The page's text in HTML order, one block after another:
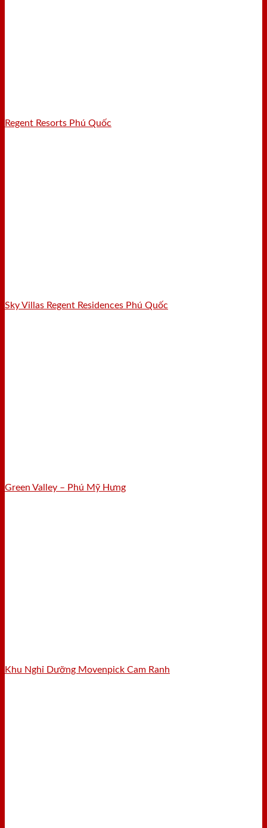
Regent Resorts Phú Quốc
Sky Villas Regent Residences Phú Quốc
Green Valley – Phú Mỹ Hưng
Khu Nghỉ Dưỡng Movenpick Cam Ranh